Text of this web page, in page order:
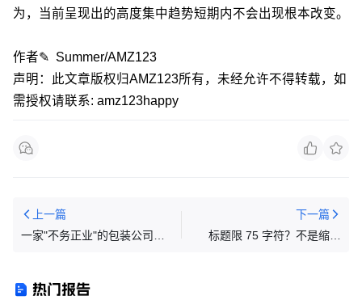
为，当前呈现出的高度集中趋势短期内不会出现根本改变。
作者✎ Summer/AMZ123
声明：此文章版权归AMZ123所有，未经允许不得转载，如
需授权请联系: amz123happy
上一篇
一家"不务正业"的包装公司，
下一篇
标题限 75 字符？不是缩字
热门报告